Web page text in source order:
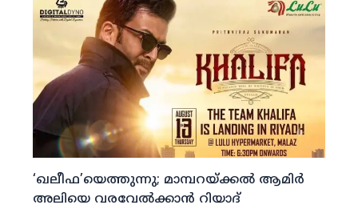
‘ഖലീഫ’യെത്തുന്നു; മാമ്പറയ്ക്കല്‍ ആമിര്‍
അലിയെ വരവേല്‍ക്കാന്‍ റിയാദ്